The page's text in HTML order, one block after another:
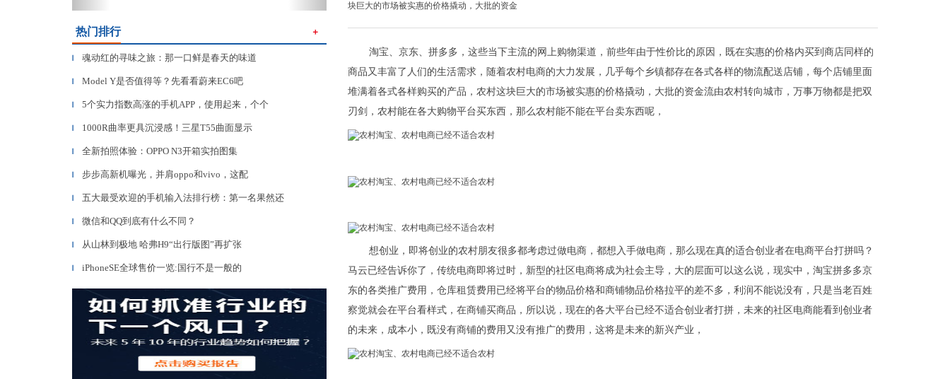
热门排行 ＋
▎ 魂动红的寻味之旅：那一口鲜是春天的味道
▎ Model Y是否值得等？先看看蔚来EC6吧
▎ 5个实力指数高涨的手机APP，使用起来，个个
▎ 1000R曲率更具沉浸感！三星T55曲面显示
▎ 全新拍照体验：OPPO N3开箱实拍图集
▎ 步步高新机曝光，并肩oppo和vivo，这配
▎ 五大最受欢迎的手机输入法排行榜：第一名果然还
▎ 微信和QQ到底有什么不同？
▎ 从山林到极地 哈弗H9“出行版图”再扩张
▎ iPhoneSE全球售价一览:国行不是一般的
块巨大的市场被实惠的价格撬动，大批的资金
淘宝、京东、拼多多，这些当下主流的网上购物渠道，前些年由于性价比的原因，既在实惠的价格内买到商店同样的
商品又丰富了人们的生活需求，随着农村电商的大力发展，几乎每个乡镇都存在各式各样的物流配送店铺，每个店铺里面
堆满着各式各样购买的产品，农村这块巨大的市场被实惠的价格撬动，大批的资金流由农村转向城市，万事万物都是把双
刃剑，农村能在各大购物平台买东西，那么农村能不能在平台卖东西呢，
想创业，即将创业的农村朋友很多都考虑过做电商，都想入手做电商，那么现在真的适合创业者在电商平台打拼吗？
马云已经告诉你了，传统电商即将过时，新型的社区电商将成为社会主导，大的层面可以这么说，现实中，淘宝拼多多京
东的各类推广费用，仓库租赁费用已经将平台的物品价格和商铺物品价格拉平的差不多，利润不能说没有，只是当老百姓
察觉就会在平台看样式，在商铺买商品，所以说，现在的各大平台已经不适合创业者打拼，未来的社区电商能看到创业者
的未来，成本小，既没有商铺的费用又没有推广的费用，这将是未来的新兴产业，